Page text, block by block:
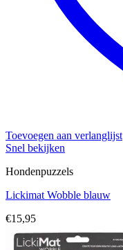
Toevoegen aan verlanglijst
Snel bekijken
Hondenpuzzels
Lickimat Wobble blauw
€15,95